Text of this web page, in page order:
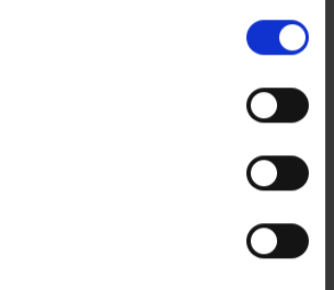
il proprio consenso in qualsiasi
sui cookie o facendo clic
informazioni sulla tua posizione
un'approssimazione di qualche
il tuo dispositivo, scansionandolo